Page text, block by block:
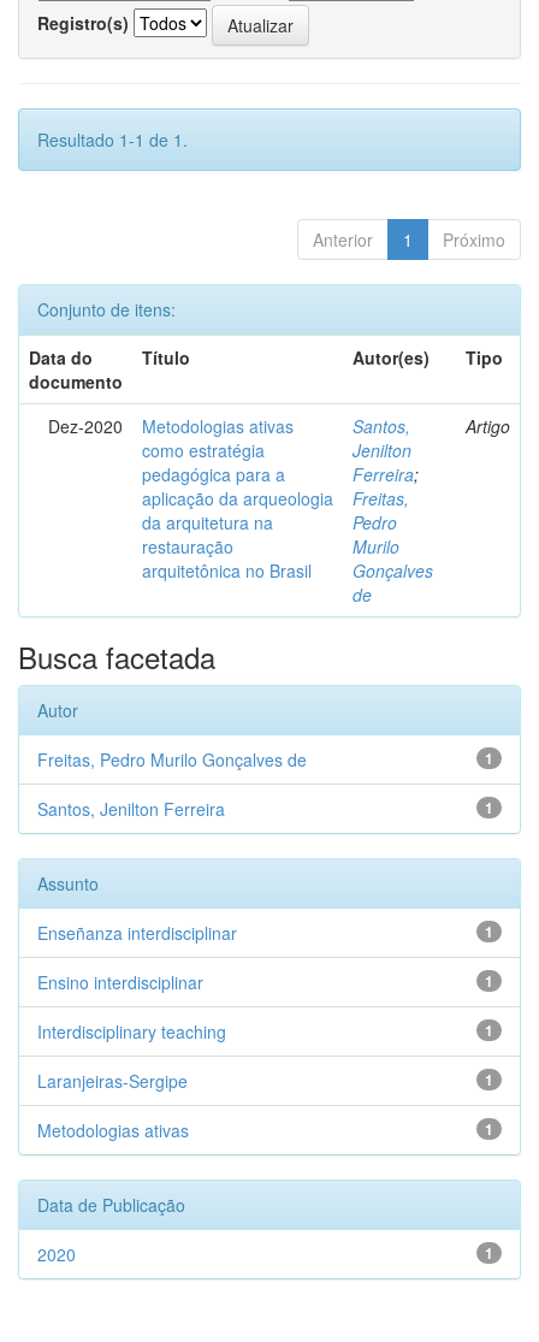
Registro(s)
Resultado 1-1 de 1.
Anterior 1 Próximo
Conjunto de itens:
Data do
documento
Título Autor(es) Tipo
Dez-2020
Metodologias ativas
como estratégia
pedagógica para a
aplicação da arqueologia
da arquitetura na
restauração
arquitetônica no Brasil
Santos,
Jenilton
Ferreira;
Freitas,
Pedro
Murilo
Gonçalves
de
Artigo
Busca facetada
Autor
1
Freitas, Pedro Murilo Gonçalves de
1
Santos, Jenilton Ferreira
Assunto
1
Enseñanza interdisciplinar
1
Ensino interdisciplinar
1
Interdisciplinary teaching
1
Laranjeiras-Sergipe
1
Metodologias ativas
Data de Publicação
1
2020